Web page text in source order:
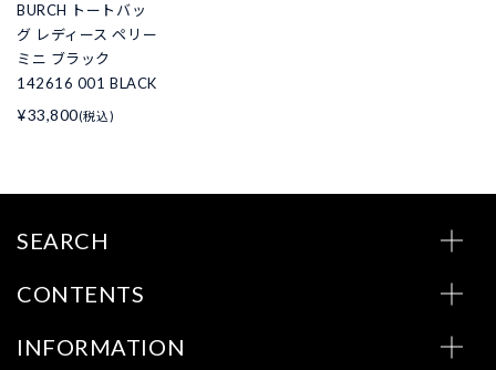
BURCH トートバッ
グ レディース ペリー
ミニ ブラック
142616 001 BLACK
¥33,800(税込)
SEARCH
CONTENTS
INFORMATION